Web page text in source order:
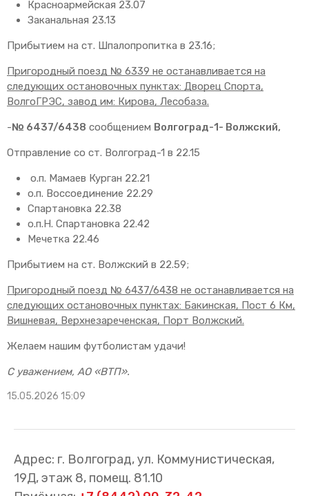
Красноармейская 23.07
Заканальная 23.13
Прибытием на ст. Шпалопропитка в 23.16;
Пригородный поезд № 6339 не останавливается на
следующих остановочных пунктах: Дворец Спорта,
ВолгоГРЭС, завод им: Кирова, Лесобаза.
-№ 6437/6438 сообщением Волгоград-1- Волжский,
Отправление со ст. Волгоград-1 в 22.15
о.п. Мамаев Курган 22.21
о.п. Воссоединение 22.29
Спартановка 22.38
о.п.Н. Спартановка 22.42
Мечетка 22.46
Прибытием на ст. Волжский в 22.59;
Пригородный поезд № 6437/6438 не останавливается на
следующих остановочных пунктах: Бакинская, Пост 6 Км,
Вишневая, Верхнезареченская, Порт Волжский.
Желаем нашим футболистам удачи!
С уважением, АО «ВТП».
15.05.2026 15:09
Адрес: г. Волгоград, ул. Коммунистическая,
19Д, этаж 8, помещ. 81.10